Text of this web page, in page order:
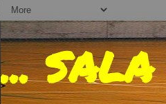
...